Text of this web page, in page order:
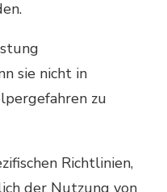
sie nicht in
zu
Richtlinien,